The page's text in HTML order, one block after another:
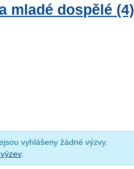
mladé dospělé (4)
vyhlášeny žádné výzvy.
.